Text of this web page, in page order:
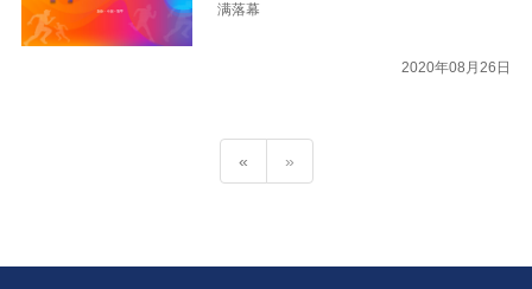
满落幕
2020年08月26日
« »